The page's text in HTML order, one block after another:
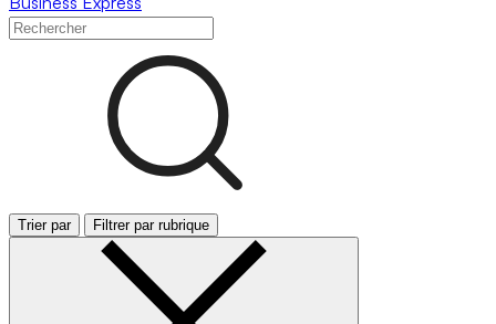
Trier par Filtrer par rubrique